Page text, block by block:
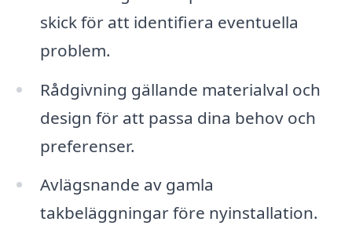
skick för att identifiera eventuella
problem.
Rådgivning gällande materialval och
design för att passa dina behov och
preferenser.
Avlägsnande av gamla
takbeläggningar före nyinstallation.